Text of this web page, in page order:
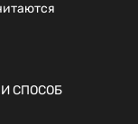
СПОСОБ